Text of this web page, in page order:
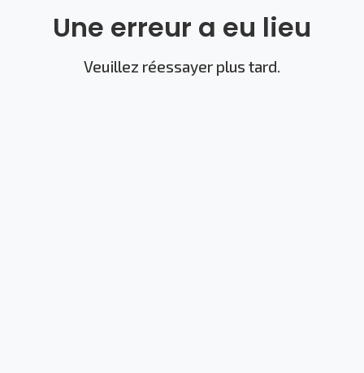
Une erreur a eu lieu
Veuillez réessayer plus tard.